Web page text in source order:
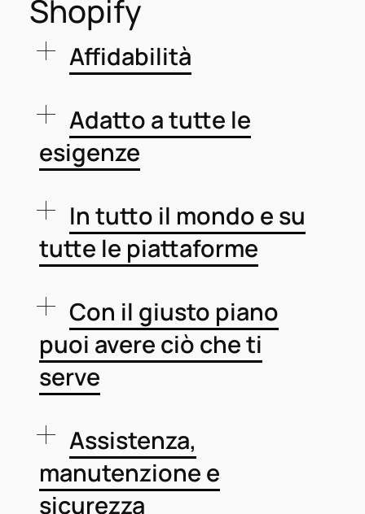
Shopify
Affidabilità
Adatto a tutte le
esigenze
In tutto il mondo e su
tutte le piattaforme
Con il giusto piano
puoi avere ciò che ti
serve
Assistenza,
manutenzione e
sicurezza